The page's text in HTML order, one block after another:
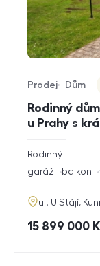
Rodinný
u Prahy s
Typ nabídky
Prodej
Typ nemovitosti
Dům
Virtuální
rozměry
dispozice
Rodinný
funkce
garáž balkon
adresa
ul. U Stájí,
cena
15 899 000